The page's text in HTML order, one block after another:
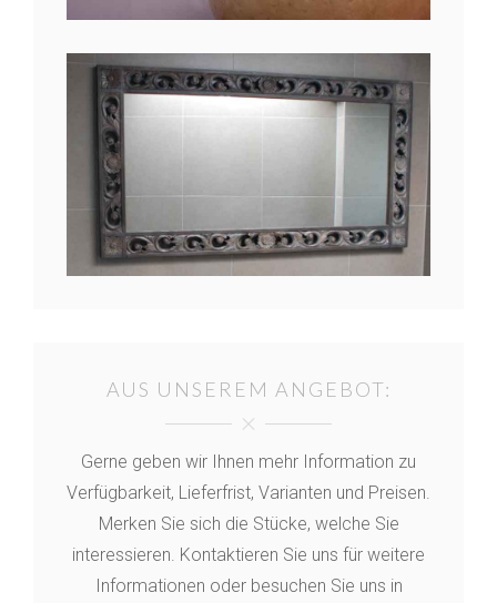
AUS UNSEREM ANGEBOT:
Gerne geben wir Ihnen mehr Information zu
Verfügbarkeit, Lieferfrist, Varianten und Preisen.
Merken Sie sich die Stücke, welche Sie
interessieren. Kontaktieren Sie uns für weitere
Informationen oder besuchen Sie uns in